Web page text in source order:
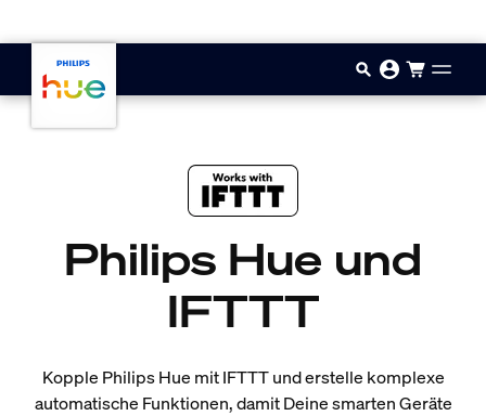
Philips Hue und
IFTTT
Kopple Philips Hue mit IFTTT und erstelle komplexe
automatische Funktionen, damit Deine smarten Geräte